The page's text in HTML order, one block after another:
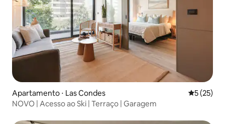
Apartamento ⋅ Las Condes 5 de uma
5 (25)
NOVO | Acesso ao Ski | Terraço | Garagem